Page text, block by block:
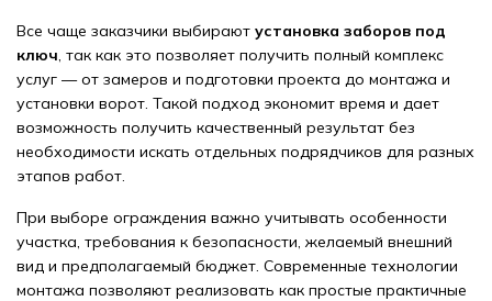
Все чаще заказчики выбирают установка заборов под
ключ, так как это позволяет получить полный комплекс
услуг — от замеров и подготовки проекта до монтажа и
установки ворот. Такой подход экономит время и дает
возможность получить качественный результат без
необходимости искать отдельных подрядчиков для разных
этапов работ.
При выборе ограждения важно учитывать особенности
участка, требования к безопасности, желаемый внешний
вид и предполагаемый бюджет. Современные технологии
монтажа позволяют реализовать как простые практичные